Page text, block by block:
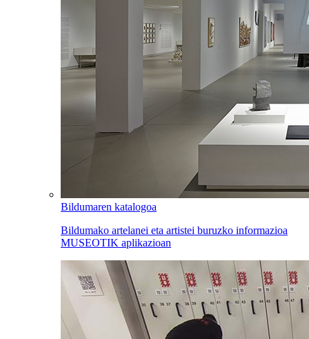
Bildumaren katalogoa
Bildumako artelanei eta artistei buruzko informazioa
MUSEOTIK aplikazioan